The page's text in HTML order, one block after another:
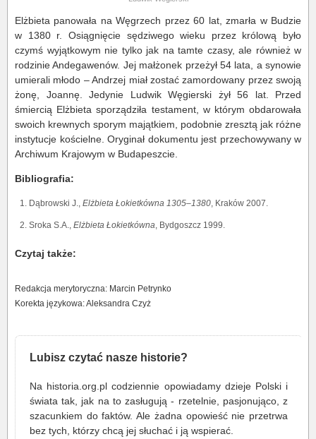
Elżbieta panowała na Węgrzech przez 60 lat, zmarła w Budzie
w 1380 r. Osiągnięcie sędziwego wieku przez królową było
czymś wyjątkowym nie tylko jak na tamte czasy, ale również w
rodzinie Andegawenów. Jej małżonek przeżył 54 lata, a synowie
umierali młodo – Andrzej miał zostać zamordowany przez swoją
żonę, Joannę. Jedynie Ludwik Węgierski żył 56 lat. Przed
śmiercią Elżbieta sporządziła testament, w którym obdarowała
swoich krewnych sporym majątkiem, podobnie zresztą jak różne
instytucje kościelne. Oryginał dokumentu jest przechowywany w
Archiwum Krajowym w Budapeszcie.
Bibliografia:
Dąbrowski J., Elżbieta Łokietkówna 1305–1380, Kraków 2007.
Sroka S.A., Elżbieta Łokietkówna, Bydgoszcz 1999.
Czytaj także:
Redakcja merytoryczna: Marcin Petrynko
Korekta językowa: Aleksandra Czyż
Lubisz czytać nasze historie?
Na historia.org.pl codziennie opowiadamy dzieje Polski i
świata tak, jak na to zasługują - rzetelnie, pasjonująco, z
szacunkiem do faktów. Ale żadna opowieść nie przetrwa
bez tych, którzy chcą jej słuchać i ją wspierać.